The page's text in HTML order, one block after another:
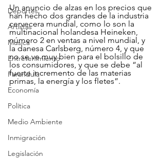
Deportes
Artistas
Musica
Entretenimiento
Farandula
Economía
Política
Medio Ambiente
Inmigración
Legislación
Un anuncio de alzas en los precios que
han hecho dos grandes de la industria
cervecera mundial, como lo son la
multinacional holandesa Heineken,
número 2 en ventas a nivel mundial, y
la danesa Carlsberg, número 4, y que
no se ve muy bien para el bolsillo de
los consumidores, y que se debe “al
fuerte incremento de las materias
primas, la energía y los fletes”.